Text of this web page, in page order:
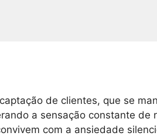
de clientes, que se
a sensação constante de
com a ansiedade